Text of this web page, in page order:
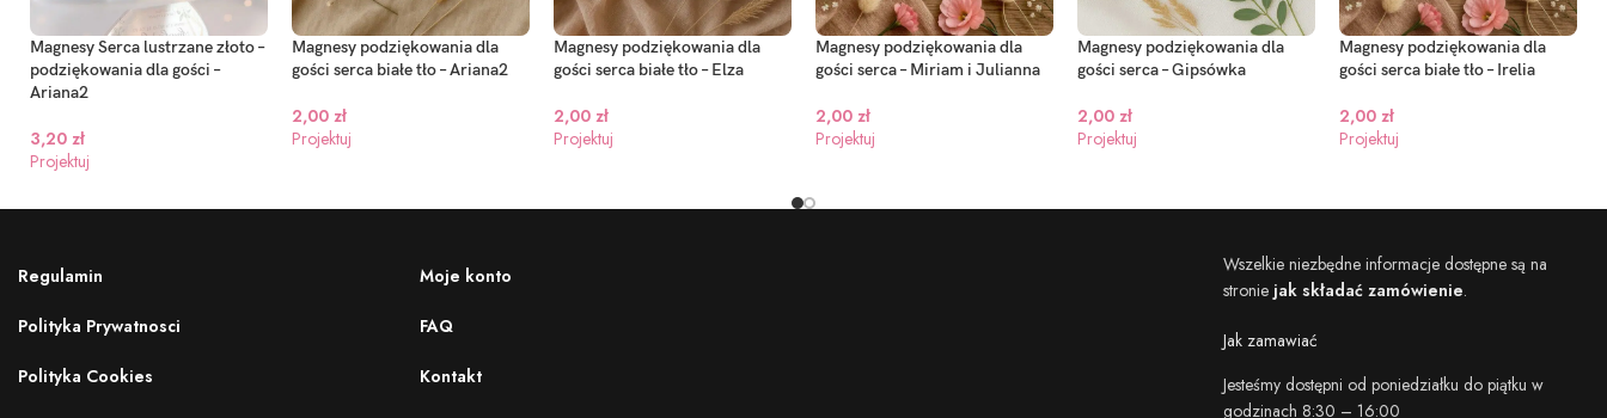
Magnesy Serca lustrzane złoto –
podziękowania dla gości –
Ariana2
3,20 zł
Projektuj
Magnesy podziękowania dla
gości serca białe tło – Ariana2
2,00 zł
Projektuj
Magnesy podziękowania dla
gości serca białe tło – Elza
2,00 zł
Projektuj
Magnesy podziękowania dla
gości serca – Miriam i Julianna
2,00 zł
Projektuj
Magnesy podziękowania dla
gości serca – Gipsówka
2,00 zł
Projektuj
Magnesy podziękowania dla
gości serca białe tło – Irelia
2,00 zł
Projektuj
Regulamin
Polityka Prywatnosci
Polityka Cookies
Moje konto
FAQ
Kontakt
Wszelkie niezbędne informacje dostępne są na
stronie jak składać zamówienie.
Jak zamawiać
Jesteśmy dostępni od poniedziałku do piątku w
godzinach 8:30 – 16:00